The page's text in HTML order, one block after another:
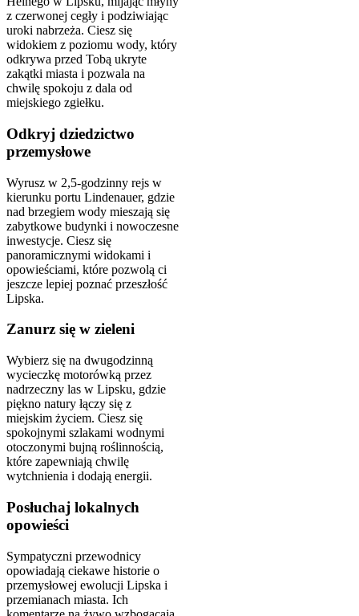
z czerwonej cegły i podziwiając
uroki nabrzeża. Ciesz się
widokiem z poziomu wody, który
odkrywa przed Tobą ukryte
zakątki miasta i pozwala na
chwilę spokoju z dala od
miejskiego zgiełku.
Odkryj dziedzictwo
przemysłowe
Wyrusz w 2,5-godzinny rejs w
kierunku portu Lindenauer, gdzie
nad brzegiem wody mieszają się
zabytkowe budynki i nowoczesne
inwestycje. Ciesz się
panoramicznymi widokami i
opowieściami, które pozwolą ci
jeszcze lepiej poznać przeszłość
Lipska.
Zanurz się w zieleni
Wybierz się na dwugodzinną
wycieczkę motorówką przez
nadrzeczny las w Lipsku, gdzie
piękno natury łączy się z
miejskim życiem. Ciesz się
spokojnymi szlakami wodnymi
otoczonymi bujną roślinnością,
które zapewniają chwilę
wytchnienia i dodają energii.
Posłuchaj lokalnych
opowieści
Sympatyczni przewodnicy
opowiadają ciekawe historie o
przemysłowej ewolucji Lipska i
przemianach miasta. Ich